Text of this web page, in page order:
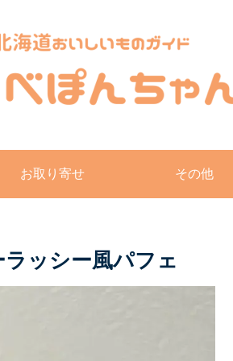
お取り寄せ その他
ッシー風パフェ